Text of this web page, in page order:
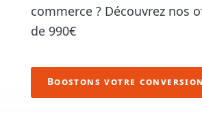
commerce ? Découvrez nos
de 990€
Boostons votre conversion